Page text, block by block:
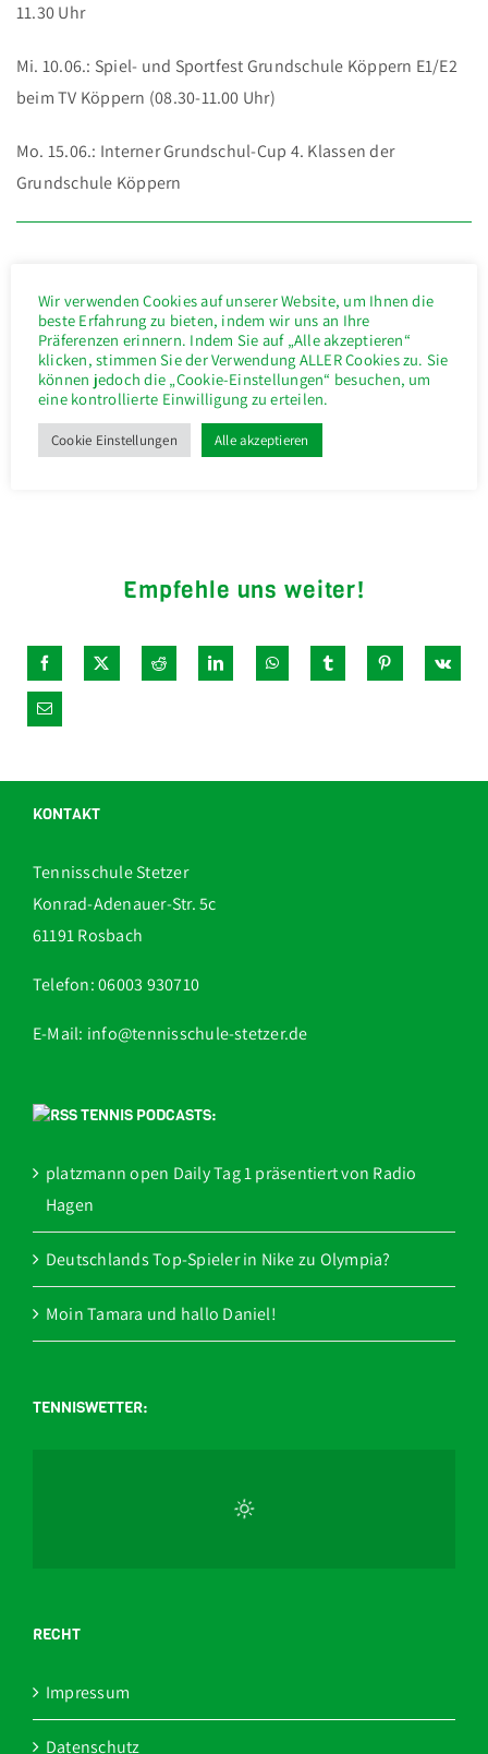
11.30 Uhr
Mi. 10.06.: Spiel- und Sportfest Grundschule Köppern E1/E2
beim TV Köppern (08.30-11.00 Uhr)
Mo. 15.06.: Interner Grundschul-Cup 4. Klassen der
Grundschule Köppern
Empfehle uns weiter!
KONTAKT
Tennisschule Stetzer
Konrad-Adenauer-Str. 5c
61191 Rosbach
Telefon: 06003 930710
E-Mail: info@tennisschule-stetzer.de
TENNIS PODCASTS:
platzmann open Daily Tag 1 präsentiert von Radio
Hagen
Deutschlands Top-Spieler in Nike zu Olympia?
Moin Tamara und hallo Daniel!
TENNISWETTER:
RECHT
Impressum
Datenschutz
Wir verwenden Cookies auf unserer Website, um Ihnen die
beste Erfahrung zu bieten, indem wir uns an Ihre
Präferenzen erinnern. Indem Sie auf „Alle akzeptieren“
klicken, stimmen Sie der Verwendung ALLER Cookies zu. Sie
können jedoch die „Cookie-Einstellungen“ besuchen, um
eine kontrollierte Einwilligung zu erteilen.
Cookie Einstellungen Alle akzeptieren